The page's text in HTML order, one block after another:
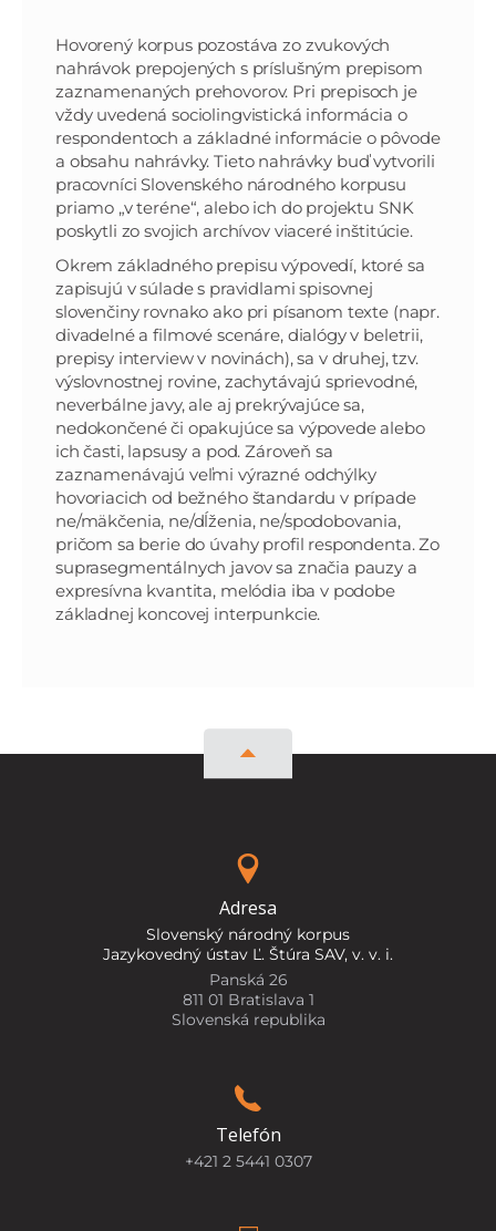
Hovorený korpus pozostáva zo zvukových
nahrávok prepojených s príslušným prepisom
zaznamenaných prehovorov. Pri prepisoch je
vždy uvedená sociolingvistická informácia o
respondentoch a základné informácie o pôvode
a obsahu nahrávky. Tieto nahrávky buď vytvorili
pracovníci Slovenského národného korpusu
priamo „v teréne“, alebo ich do projektu SNK
poskytli zo svojich archívov viaceré inštitúcie.
Okrem základného prepisu výpovedí, ktoré sa
zapisujú v súlade s pravidlami spisovnej
slovenčiny rovnako ako pri písanom texte (napr.
divadelné a filmové scenáre, dialógy v beletrii,
prepisy interview v novinách), sa v druhej, tzv.
výslovnostnej rovine, zachytávajú sprievodné,
neverbálne javy, ale aj prekrývajúce sa,
nedokončené či opakujúce sa výpovede alebo
ich časti, lapsusy a pod. Zároveň sa
zaznamenávajú veľmi výrazné odchýlky
hovoriacich od bežného štandardu v prípade
ne/mäkčenia, ne/dĺženia, ne/spodobovania,
pričom sa berie do úvahy profil respondenta. Zo
suprasegmentálnych javov sa značia pauzy a
expresívna kvantita, melódia iba v podobe
základnej koncovej interpunkcie.
Adresa
Slovenský národný korpus
Jazykovedný ústav Ľ. Štúra SAV, v. v. i.
Panská 26
811 01 Bratislava 1
Slovenská republika
Telefón
+421 2 5441 0307